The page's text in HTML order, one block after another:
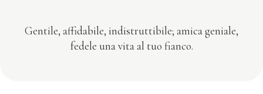
Gentile, affidabile, indistruttibile; amica geniale,
fedele una vita al tuo fianco.